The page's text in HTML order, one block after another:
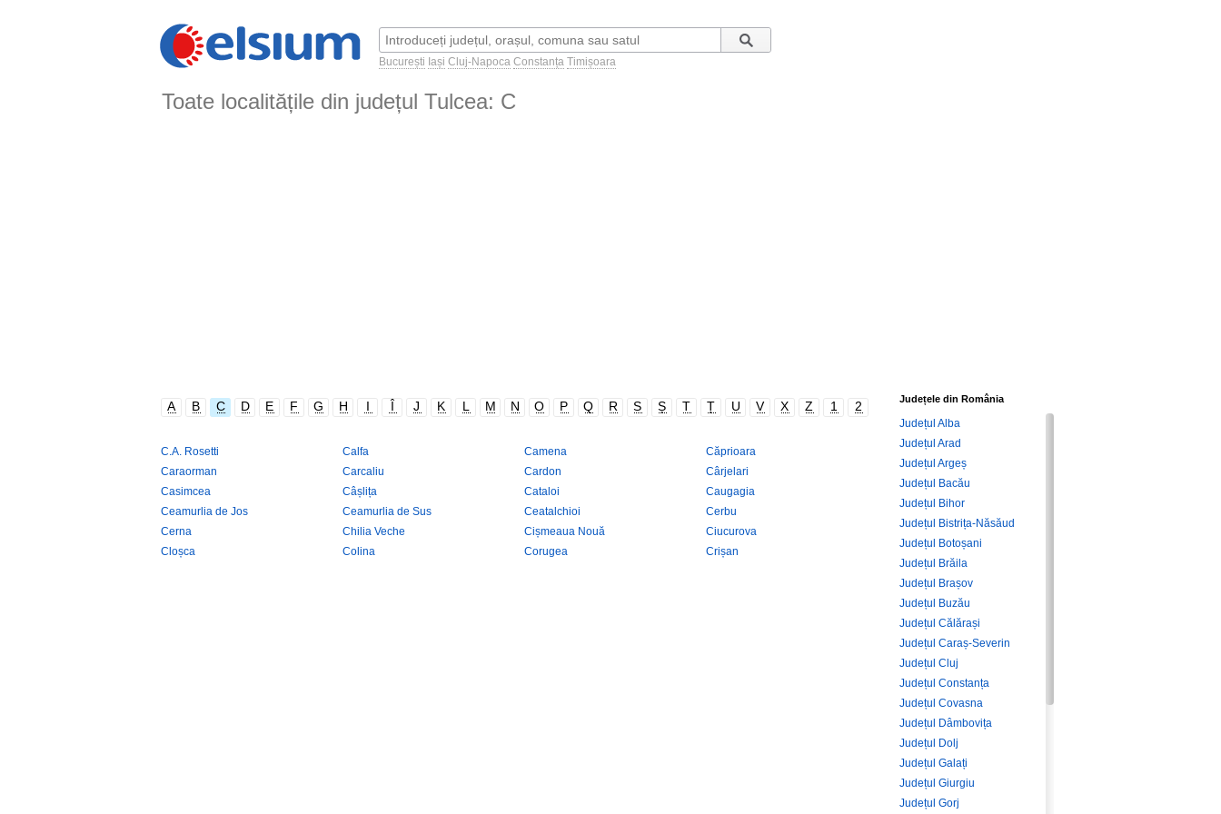
București Iași Cluj-Napoca Constanța Timișoara
Toate localitățile din județul Tulcea: C
A B C D E F G H I Î J K L M N O P Q R S Ș T Ț U V X Z 1 2
C.A. Rosetti Calfa Camena
Căprioara
Caraorman
Carcaliu Cardon
Cârjelari
Casimcea
Câșlița Cataloi
Caugagia
Ceamurlia de Jos
Ceamurlia de Sus Ceatalchioi
Cerbu
Cerna
Chilia Veche Cișmeaua Nouă
Ciucurova
Cloșca
Colina Corugea Crișan
Județele din România
Județul Alba
Județul Arad
Județul Argeș
Județul Bacău
Județul Bihor
Județul Bistrița-Năsăud
Județul Botoșani
Județul Brăila
Județul Brașov
Județul Buzău
Județul Călărași
Județul Caraș-Severin
Județul Cluj
Județul Constanța
Județul Covasna
Județul Dâmbovița
Județul Dolj
Județul Galați
Județul Giurgiu
Județul Gorj